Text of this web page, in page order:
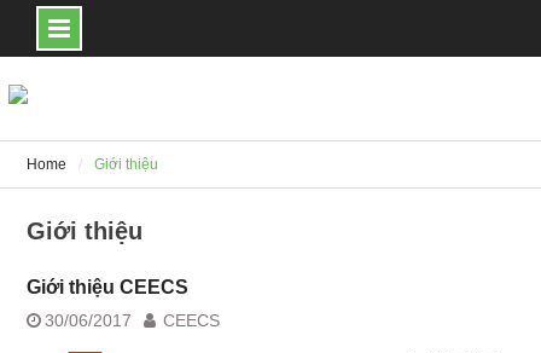
to
content
Home Giới thiệu
Giới thiệu
Giới thiệu CEECS
30/06/2017 CEECS